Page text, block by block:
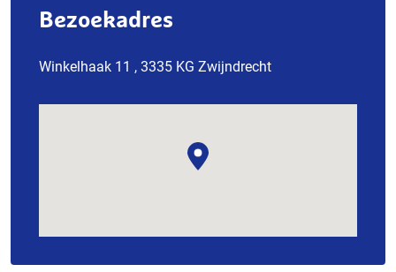
Bezoekadres
Winkelhaak 11 , 3335 KG Zwijndrecht